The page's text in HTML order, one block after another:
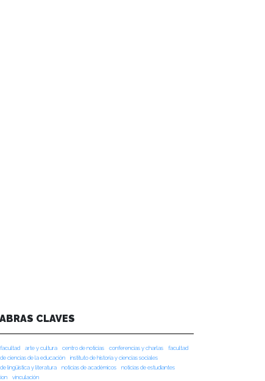
CLAVES
arte y cultura centro de noticias conferencias y charlas
facultad
ciencias de la educación
instituto de historia y ciencias sociales
lingüística y literatura
noticias de académicos
noticias de estudiantes
vinculación